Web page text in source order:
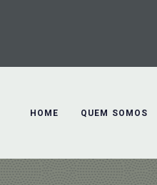
HOME QUEM SOMOS